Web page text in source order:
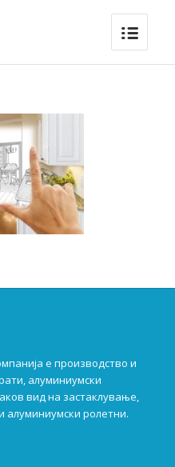
е производство и
алуминиумски
вид на застаклување,
алуминиумски ролетни.